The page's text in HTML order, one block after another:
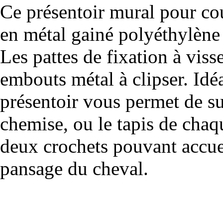
Ce présentoir mural pour
en métal gainé
Les pattes de fixation à
embouts métal à clipser.
présentoir vous permet de
chemise, ou le tapis de
deux crochets pouvant
pansage du cheval.